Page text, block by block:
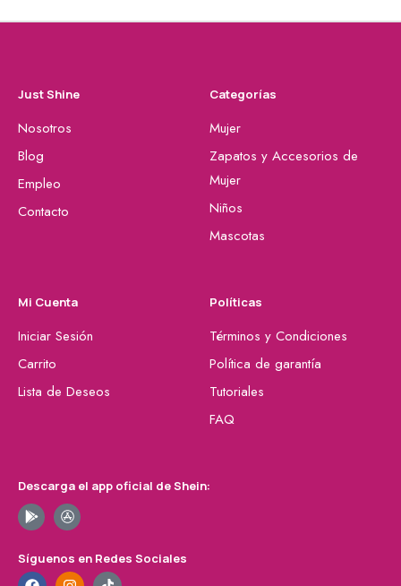
Just Shine
Nosotros
Blog
Empleo
Contacto
Categorías
Mujer
Zapatos y Accesorios de
Mujer
Niños
Mascotas
Mi Cuenta
Iniciar Sesión
Carrito
Lista de Deseos
Políticas
Términos y Condiciones
Política de garantía
Tutoriales
FAQ
Descarga el app oficial de Shein:
Síguenos en Redes Sociales